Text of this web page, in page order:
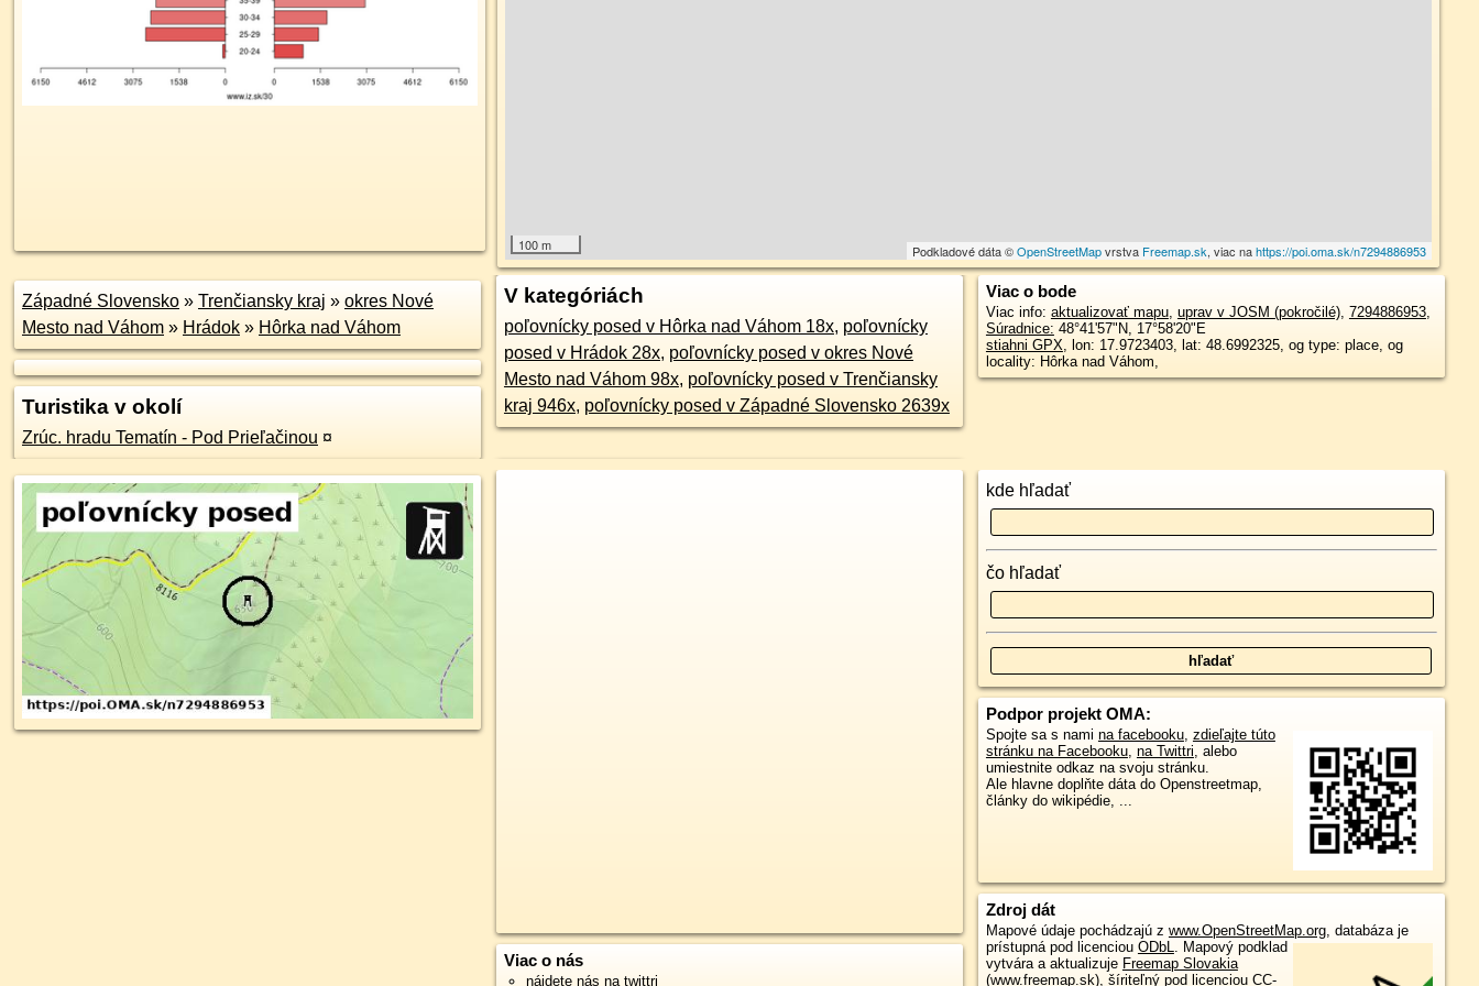
100 m Podkladové dáta ©OpenStreetMapvrstva Freemap.sk, viac nahttps://poi.oma.sk/n7294886953
Západné Slovensko » Trenčiansky kraj » okres Nové
Mesto nad Váhom » Hrádok » Hôrka nad Váhom
Turistika v okolí
Zrúc. hradu Tematín - Pod Prieľačinou ¤
V kategóriách
poľovnícky posed v Hôrka nad Váhom 18x, poľovnícky
posed v Hrádok 28x, poľovnícky posed v okres Nové
Mesto nad Váhom 98x, poľovnícky posed v Trenčiansky
kraj 946x, poľovnícky posed v Západné Slovensko 2639x
Viac o bode
Viac info: aktualizovať mapu, uprav v JOSM (pokročilé), 7294886953,
Súradnice: 48°41'57"N, 17°58'20"E
stiahni GPX, lon: 17.9723403, lat: 48.6992325, og type: place, og
locality: Hôrka nad Váhom,
Viac o nás
nájdete nás na twittri
kde hľadať
čo hľadať
Podpor projekt OMA:
Spojte sa s nami na facebooku, zdieľajte túto
stránku na Facebooku, na Twittri, alebo
umiestnite odkaz na svoju stránku.
Ale hlavne doplňte dáta do Openstreetmap,
články do wikipédie, ...
Zdroj dát
Mapové údaje pochádzajú z www.OpenStreetMap.org, databáza je
prístupná pod licenciou ODbL. Mapový podklad
vytvára a aktualizuje Freemap Slovakia
(www.freemap.sk), šíriteľný pod licenciou CC-